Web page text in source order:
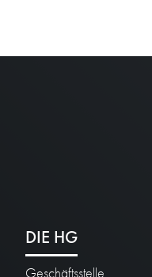
DIE HG
Geschäftsstelle